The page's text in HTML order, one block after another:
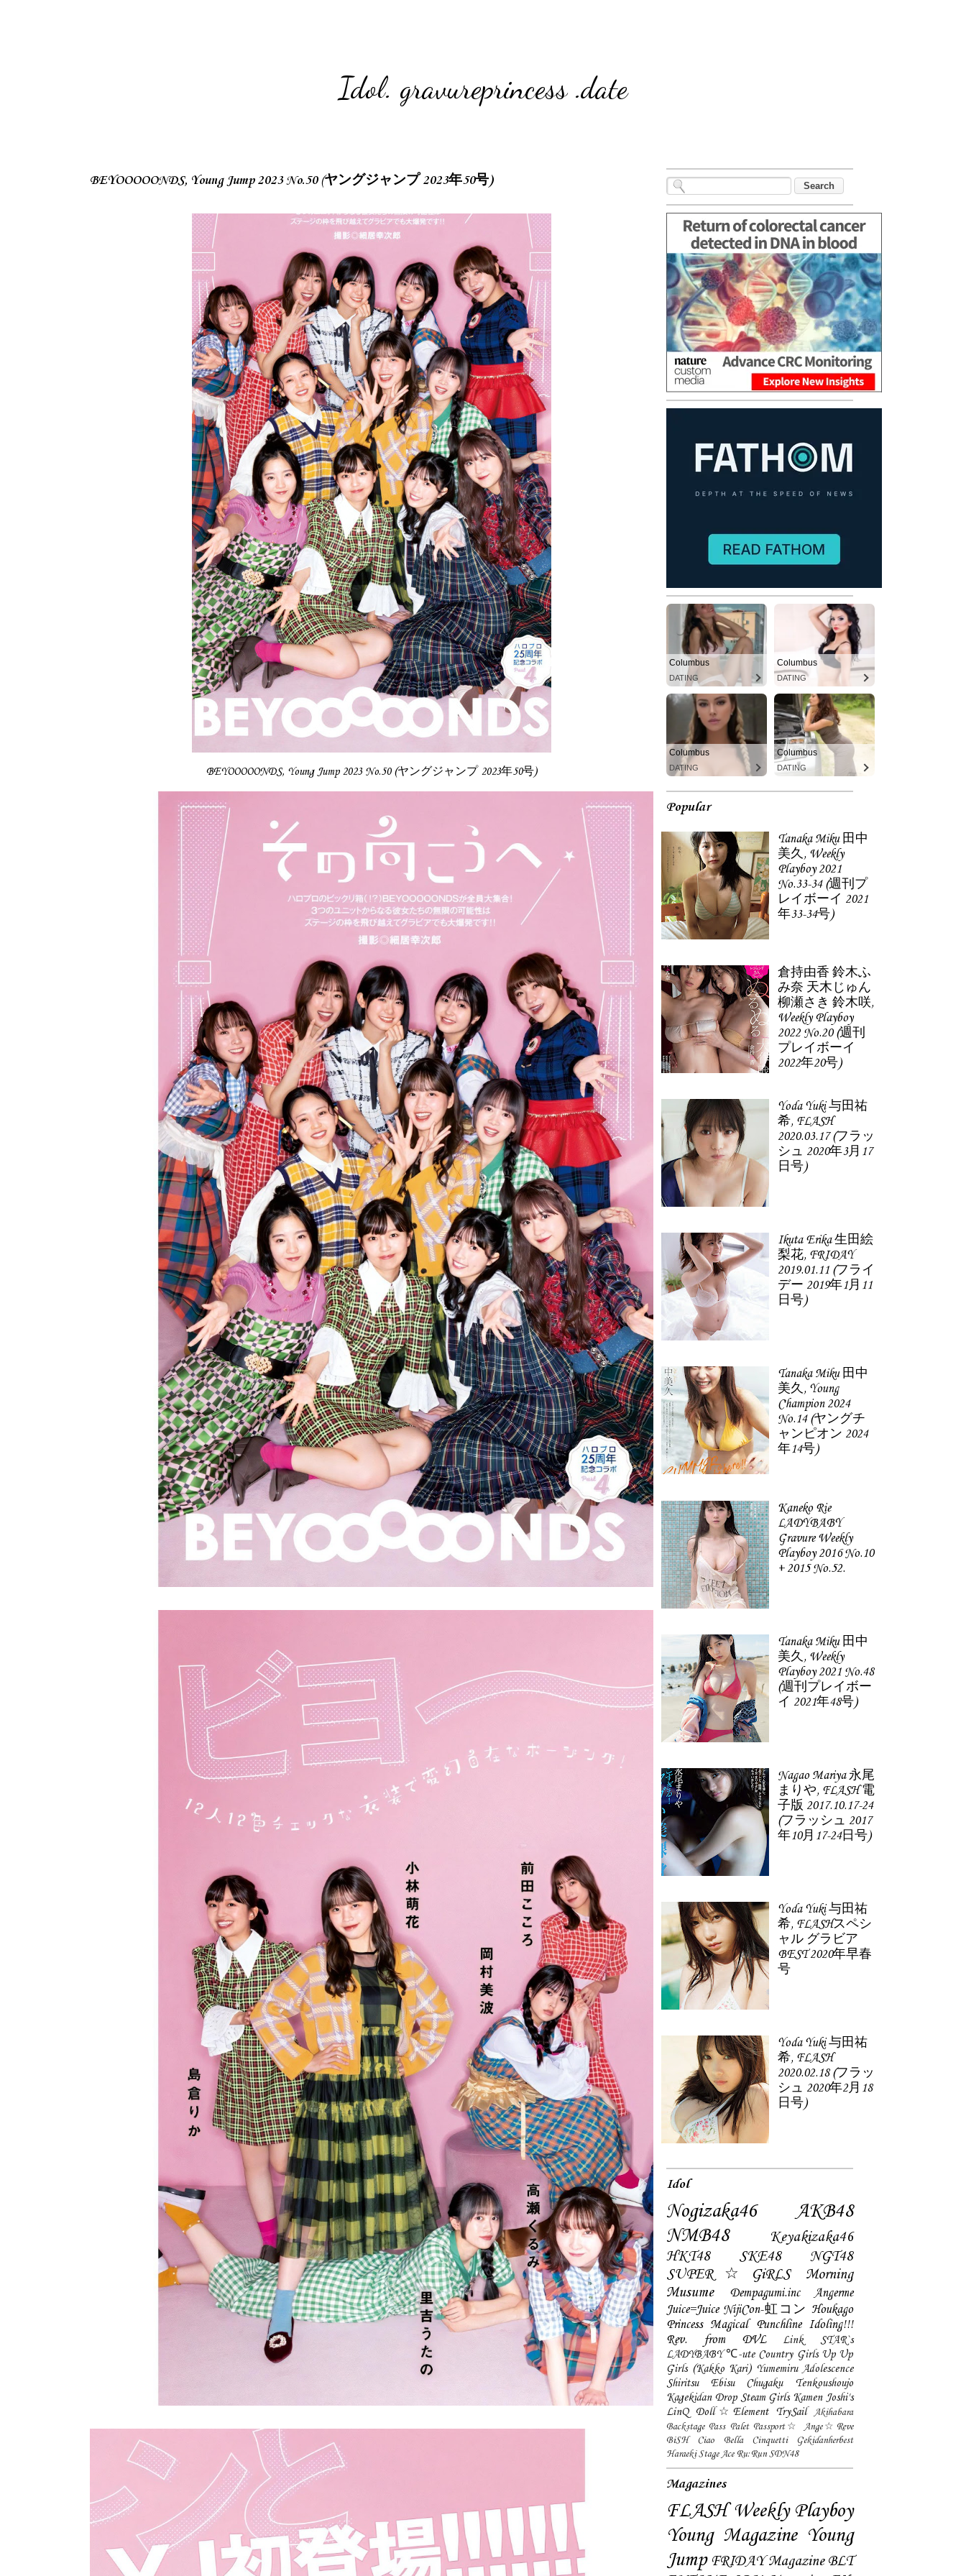
Idol. gravureprincess .date
BEYOOOOONDS, Young Jump 2023 No.50 (ヤングジャンプ 2023年50号)
BEYOOOOONDS, Young Jump 2023 No.50 (ヤングジャンプ 2023年50号)
Columbus
DATING
Columbus
DATING
Columbus
DATING
Columbus
DATING
Popular
Tanaka Miku 田中
美久, Weekly
Playboy 2021
No.33-34 (週刊プ
レイボーイ 2021
年33-34号)
倉持由香 鈴木ふ
み奈 天木じゅん
柳瀬さき 鈴木咲,
Weekly Playboy
2022 No.20 (週刊
プレイボーイ
2022年20号)
Yoda Yuki 与田祐
希, FLASH
2020.03.17 (フラッ
シュ 2020年3月17
日号)
Ikuta Erika 生田絵
梨花, FRIDAY
2019.01.11 (フライ
デー 2019年1月11
日号)
Tanaka Miku 田中
美久, Young
Champion 2024
No.14 (ヤングチ
ャンピオン 2024
年14号)
Kaneko Rie
LADYBABY
Gravure Weekly
Playboy 2016 No.10
+ 2015 No.52.
Tanaka Miku 田中
美久, Weekly
Playboy 2021 No.48
(週刊プレイボー
イ 2021年48号)
Nagao Mariya 永尾
まりや, FLASH 電
子版 2017.10.17-24
(フラッシュ 2017
年10月17-24日号)
Yoda Yuki 与田祐
希, FLASHスペシ
ャル グラビア
BEST 2020年早春
号
Yoda Yuki 与田祐
希, FLASH
2020.02.18 (フラッ
シュ 2020年2月18
日号)
Idol
Nogizaka46
AKB48
NMB48
Keyakizaka46
HKT48
SKE48
NGT48
SUPER☆GiRLS
Morning
Musume
Dempagumi.inc
Angerme
Juice=Juice NijiCon-虹コン Houkago
Princess Magical Punchline Idoling!!!
Rev. from DVL
Link STAR`s
LADYBABY ℃-ute Country Girls Up Up
Girls (Kakko Kari) Yumemiru Adolescence
Shiritsu Ebisu Chugaku
Tenkoushoujo
Kagekidan Drop Steam Girls Kamen Joshi's
LinQ Doll☆Element TrySail
Akihabara
Backstage Pass Palet Passport☆
Ange☆Reve
BiSH
Ciao Bella Cinquetti
Gekidanherbest
Haraeki Stage Ace Ru:Run SDN48
Magazines
FLASH Weekly Playboy
Young Magazine Young
Jump FRIDAY Magazine BLT